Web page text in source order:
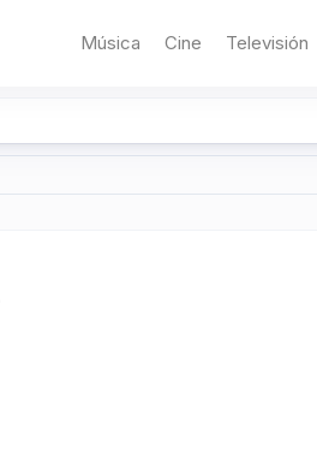
Música Cine Televisión